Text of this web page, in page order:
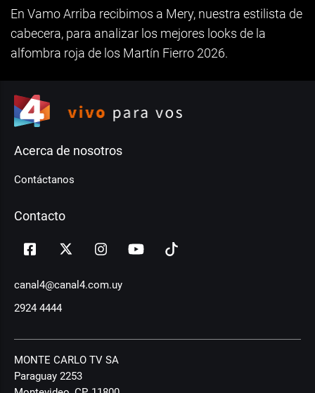
En Vamo Arriba recibimos a Mery, nuestra estilista de
cabecera, para analizar los mejores looks de la
alfombra roja de los Martín Fierro 2026.
Acerca de nosotros
Contáctanos
Contacto
canal4@canal4.com.uy
2924 4444
MONTE CARLO TV SA
Paraguay 2253